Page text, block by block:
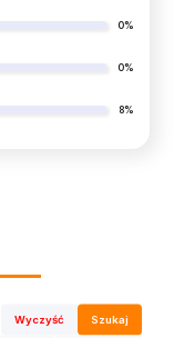
0%
0%
8%
Wyczyść Szukaj